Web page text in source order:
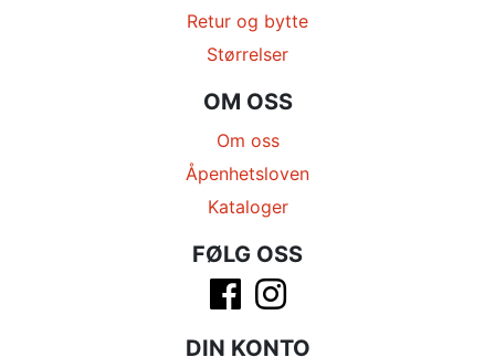
Retur og bytte
Størrelser
OM OSS
Om oss
Åpenhetsloven
Kataloger
FØLG OSS
DIN KONTO